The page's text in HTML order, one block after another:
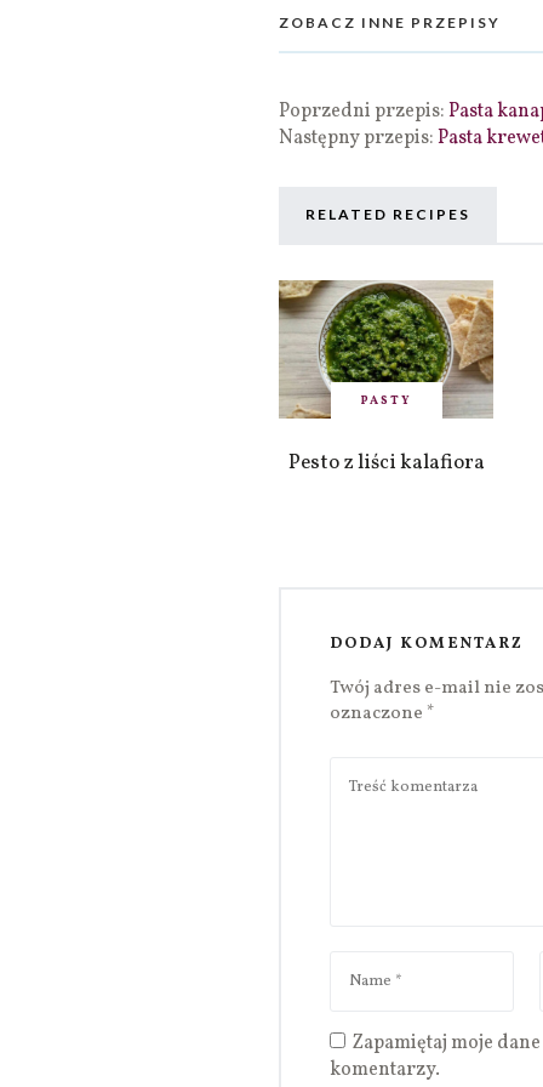
ZOBACZ INNE PRZEPISY
Poprzedni przepis:Pasta
Następny przepis:Pasta
RELATED RECIPES
PASTY
Pesto z liści kalafiora
DODAJ KOMENTARZ
Twój adres e-mail nie
oznaczone *
Zapamiętaj moje
komentarzy.